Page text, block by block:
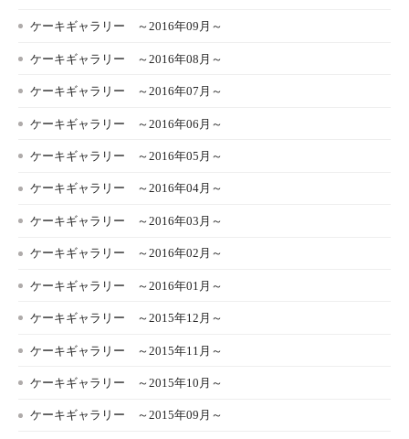
ケーキギャラリー ～2016年09月～
ケーキギャラリー ～2016年08月～
ケーキギャラリー ～2016年07月～
ケーキギャラリー ～2016年06月～
ケーキギャラリー ～2016年05月～
ケーキギャラリー ～2016年04月～
ケーキギャラリー ～2016年03月～
ケーキギャラリー ～2016年02月～
ケーキギャラリー ～2016年01月～
ケーキギャラリー ～2015年12月～
ケーキギャラリー ～2015年11月～
ケーキギャラリー ～2015年10月～
ケーキギャラリー ～2015年09月～